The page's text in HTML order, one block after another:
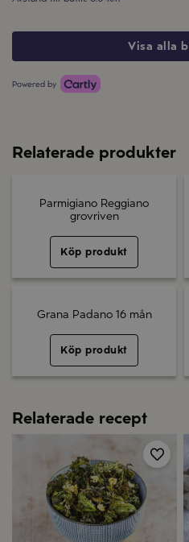
Visa alla
Powered by
Relaterade produkter
Parmigiano Reggiano
grovriven
Köp produkt
Grana Padano 16 mån
Köp produkt
Relaterade recept